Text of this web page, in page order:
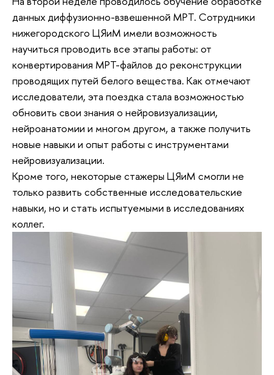
данных диффузионно-взвешенной МРТ. Сотрудники
нижегородского ЦЯиМ имели возможность
научиться проводить все этапы работы: от
конвертирования МРТ-файлов до реконструкции
проводящих путей белого вещества. Как отмечают
исследователи, эта поездка стала возможностью
обновить свои знания о нейровизуализации,
нейроанатомии и многом другом, а также получить
новые навыки и опыт работы с инструментами
нейровизуализации.
Кроме того, некоторые стажеры ЦЯиМ смогли не
только развить собственные исследовательские
навыки, но и стать испытуемыми в исследованиях
коллег.